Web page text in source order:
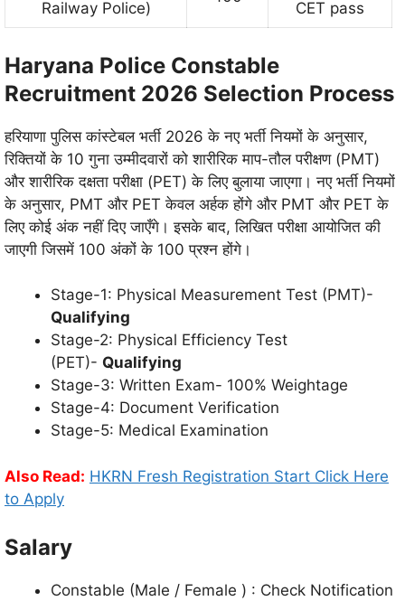
Railway Police) CET pass
Haryana Police Constable
Recruitment 2026 Selection Process
हरियाणा पुलिस कांस्टेबल भर्ती 2026 के नए भर्ती नियमों के अनुसार,
रिक्तियों के 10 गुना उम्मीदवारों को शारीरिक माप-तौल परीक्षण (PMT)
और शारीरिक दक्षता परीक्षा (PET) के लिए बुलाया जाएगा। नए भर्ती नियमों
के अनुसार, PMT और PET केवल अर्हक होंगे और PMT और PET के
लिए कोई अंक नहीं दिए जाएँगे। इसके बाद, लिखित परीक्षा आयोजित की
जाएगी जिसमें 100 अंकों के 100 प्रश्न होंगे।
Stage-1: Physical Measurement Test (PMT)-
Qualifying
Stage-2: Physical Efficiency Test
(PET)- Qualifying
Stage-3: Written Exam- 100% Weightage
Stage-4: Document Verification
Stage-5: Medical Examination
Also Read: HKRN Fresh Registration Start Click Here
to Apply
Salary
Constable (Male / Female ) : Check Notification